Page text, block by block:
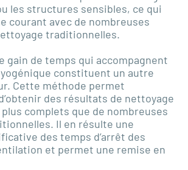
les structures sensibles, ce qui
courant avec de nombreuses
traditionnelles.
gain de temps qui accompagnent
constituent un autre
Cette méthode permet
des résultats de nettoyage
complets que de nombreuses
Il en résulte une
des temps d’arrêt des
et permet une remise en